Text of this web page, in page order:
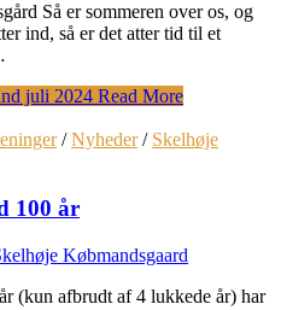
Så er sommeren over os, og
ind, så er det atter tid til et
juli 2024 Read More
/Nyheder/ Skelhøje
100 år
Købmandsgaard
(kun afbrudt af 4 lukkede år) har